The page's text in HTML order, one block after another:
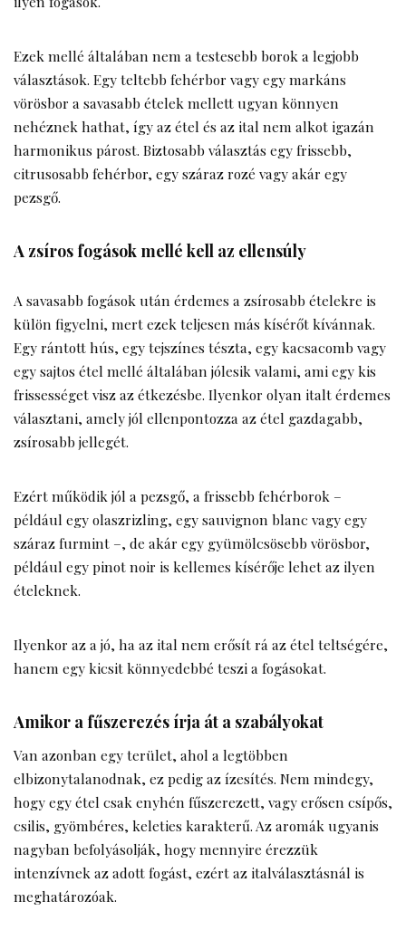
Ezek mellé általában nem a testesebb borok a legjobb
választások. Egy teltebb fehérbor vagy egy markáns
vörösbor a savasabb ételek mellett ugyan könnyen
nehéznek hathat, így az étel és az ital nem alkot igazán
harmonikus párost. Biztosabb választás egy frissebb,
citrusosabb fehérbor, egy száraz rozé vagy akár egy
pezsgő.
A zsíros fogások mellé kell az ellensúly
A savasabb fogások után érdemes a zsírosabb ételekre is
külön figyelni, mert ezek teljesen más kísérőt kívánnak.
Egy rántott hús, egy tejszínes tészta, egy kacsacomb vagy
egy sajtos étel mellé általában jólesik valami, ami egy kis
frissességet visz az étkezésbe. Ilyenkor olyan italt érdemes
választani, amely jól ellenpontozza az étel gazdagabb,
zsírosabb jellegét.
Ezért működik jól a pezsgő, a frissebb fehérborok –
például egy olaszrizling, egy sauvignon blanc vagy egy
száraz furmint –, de akár egy gyümölcsösebb vörösbor,
például egy pinot noir is kellemes kísérője lehet az ilyen
ételeknek.
Ilyenkor az a jó, ha az ital nem erősít rá az étel teltségére,
hanem egy kicsit könnyedebbé teszi a fogásokat.
Amikor a fűszerezés írja át a szabályokat
Van azonban egy terület, ahol a legtöbben
elbizonytalanodnak, ez pedig az ízesítés. Nem mindegy,
hogy egy étel csak enyhén fűszerezett, vagy erősen csípős,
csilis, gyömbéres, keleties karakterű. Az aromák ugyanis
nagyban befolyásolják, hogy mennyire érezzük
intenzívnek az adott fogást, ezért az italválasztásnál is
meghatározóak.